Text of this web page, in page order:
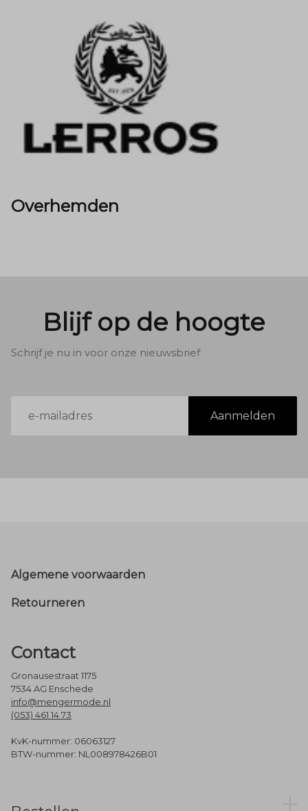
Overhemden
Blijf op de hoogte
Schrijf je nu in voor onze nieuwsbrief
mailadres
Aanmelden
Footer
Algemene voorwaarden
Retourneren
Contact
Gronausestraat 1175
7534 AG Enschede
info@mengermode.nl
(053) 461 14 73
KvK-nummer: 06063127
BTW-nummer: NL008978426B01